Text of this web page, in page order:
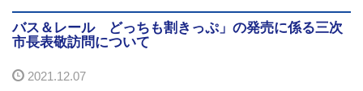
企業情報
バス＆レール どっちも割きっぷ」の発売に係る三次
市長表敬訪問について
2021.12.07